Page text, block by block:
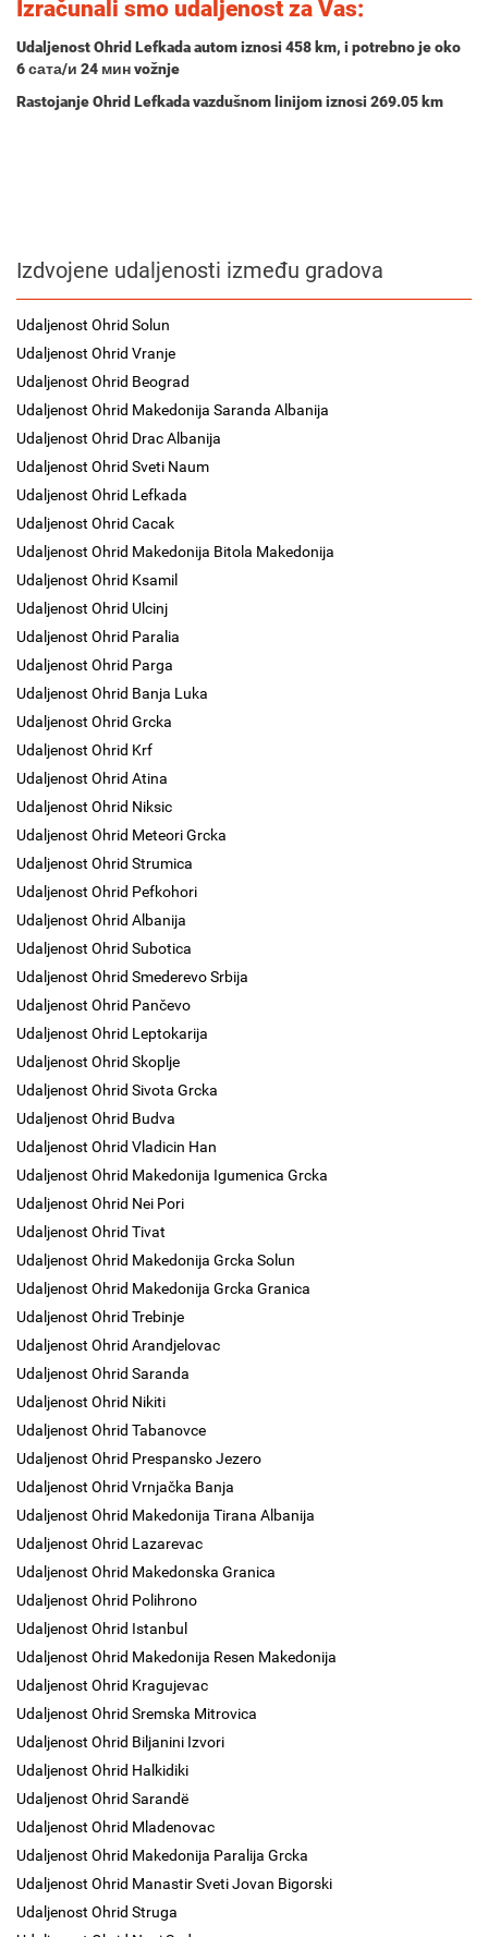
Izračunali smo udaljenost za Vas:
Udaljenost Ohrid Lefkada autom iznosi 458 km, i potrebno je oko
6 сата/и 24 минvožnje
Rastojanje Ohrid Lefkada vazdušnom linijom iznosi 269.05 km
Izdvojene udaljenosti između gradova
Udaljenost Ohrid Solun
Udaljenost Ohrid Vranje
Udaljenost Ohrid Beograd
Udaljenost Ohrid Makedonija Saranda Albanija
Udaljenost Ohrid Drac Albanija
Udaljenost Ohrid Sveti Naum
Udaljenost Ohrid Lefkada
Udaljenost Ohrid Cacak
Udaljenost Ohrid Makedonija Bitola Makedonija
Udaljenost Ohrid Ksamil
Udaljenost Ohrid Ulcinj
Udaljenost Ohrid Paralia
Udaljenost Ohrid Parga
Udaljenost Ohrid Banja Luka
Udaljenost Ohrid Grcka
Udaljenost Ohrid Krf
Udaljenost Ohrid Atina
Udaljenost Ohrid Niksic
Udaljenost Ohrid Meteori Grcka
Udaljenost Ohrid Strumica
Udaljenost Ohrid Pefkohori
Udaljenost Ohrid Albanija
Udaljenost Ohrid Subotica
Udaljenost Ohrid Smederevo Srbija
Udaljenost Ohrid Pančevo
Udaljenost Ohrid Leptokarija
Udaljenost Ohrid Skoplje
Udaljenost Ohrid Sivota Grcka
Udaljenost Ohrid Budva
Udaljenost Ohrid Vladicin Han
Udaljenost Ohrid Makedonija Igumenica Grcka
Udaljenost Ohrid Nei Pori
Udaljenost Ohrid Tivat
Udaljenost Ohrid Makedonija Grcka Solun
Udaljenost Ohrid Makedonija Grcka Granica
Udaljenost Ohrid Trebinje
Udaljenost Ohrid Arandjelovac
Udaljenost Ohrid Saranda
Udaljenost Ohrid Nikiti
Udaljenost Ohrid Tabanovce
Udaljenost Ohrid Prespansko Jezero
Udaljenost Ohrid Vrnjačka Banja
Udaljenost Ohrid Makedonija Tirana Albanija
Udaljenost Ohrid Lazarevac
Udaljenost Ohrid Makedonska Granica
Udaljenost Ohrid Polihrono
Udaljenost Ohrid Istanbul
Udaljenost Ohrid Makedonija Resen Makedonija
Udaljenost Ohrid Kragujevac
Udaljenost Ohrid Sremska Mitrovica
Udaljenost Ohrid Biljanini Izvori
Udaljenost Ohrid Halkidiki
Udaljenost Ohrid Sarandë
Udaljenost Ohrid Mladenovac
Udaljenost Ohrid Makedonija Paralija Grcka
Udaljenost Ohrid Manastir Sveti Jovan Bigorski
Udaljenost Ohrid Struga